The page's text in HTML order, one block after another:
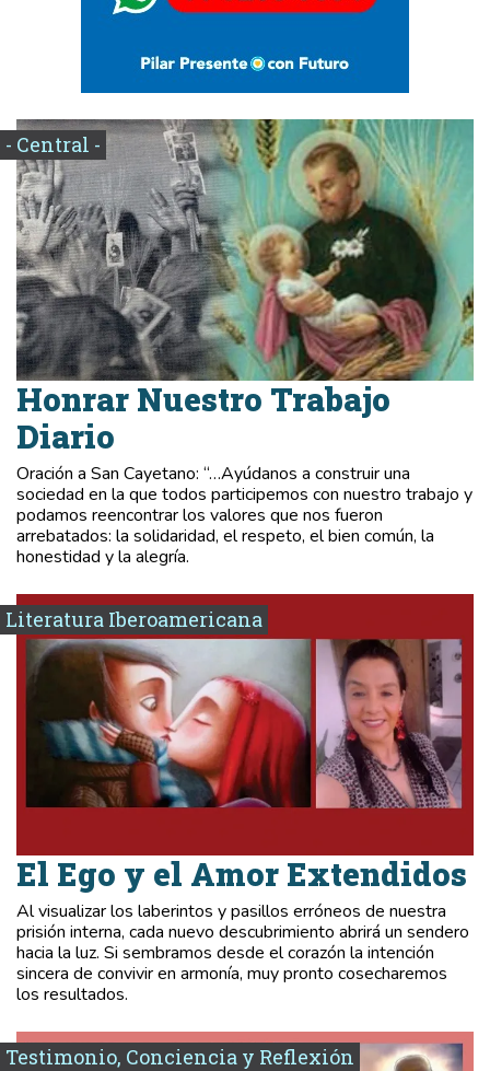
- Central -
Honrar Nuestro Trabajo
Diario
Oración a San Cayetano: “…Ayúdanos a construir una
sociedad en la que todos participemos con nuestro trabajo y
podamos reencontrar los valores que nos fueron
arrebatados: la solidaridad, el respeto, el bien común, la
honestidad y la alegría.
Literatura Iberoamericana
El Ego y el Amor Extendidos
Al visualizar los laberintos y pasillos erróneos de nuestra
prisión interna, cada nuevo descubrimiento abrirá un sendero
hacia la luz. Si sembramos desde el corazón la intención
sincera de convivir en armonía, muy pronto cosecharemos
los resultados.
Testimonio, Conciencia y Reflexión